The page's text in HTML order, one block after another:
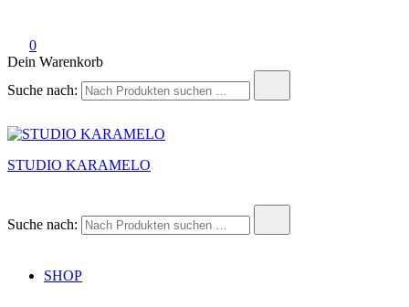
0
Dein Warenkorb
Suche nach:
STUDIO KARAMELO
Suche nach:
SHOP